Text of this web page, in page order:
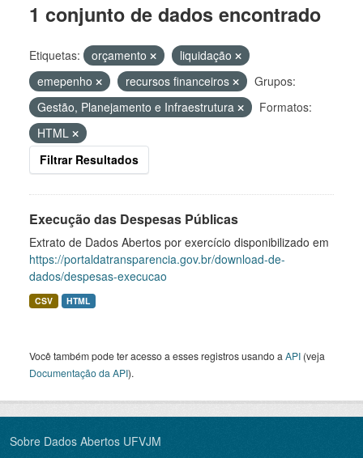
1 conjunto de dados encontrado
Etiquetas: orçamento
liquidação
emepenho
recursos financeiros
Grupos:
Gestão, Planejamento e Infraestrutura
Formatos:
HTML
Filtrar Resultados
Execução das Despesas Públicas
Extrato de Dados Abertos por exercício disponibilizado em
https://portaldatransparencia.gov.br/download-de-
dados/despesas-execucao
CSV HTML
Você também pode ter acesso a esses registros usando a API (veja
Documentação da API).
Sobre Dados Abertos UFVJM